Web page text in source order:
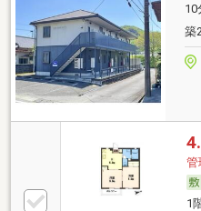
10
築
管
1